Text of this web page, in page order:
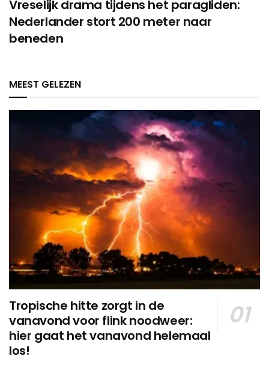
Vreselijk drama tijdens het paragliden:
Nederlander stort 200 meter naar
beneden
MEEST GELEZEN
Tropische hitte zorgt in de
vanavond voor flink noodweer:
hier gaat het vanavond helemaal
los!